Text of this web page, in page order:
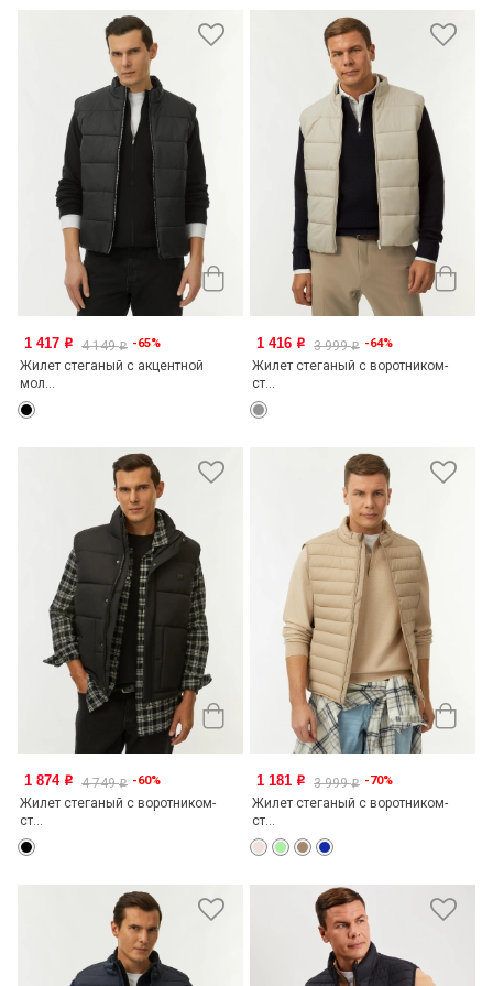
1 417 o 4 149o -65%
Жилет стеганый с акцентной
мол...
1 416 o 3 999o -64%
Жилет стеганый с воротником-
ст...
1 874 o 4 749o -60%
Жилет стеганый с воротником-
ст...
1 181 o 3 999o -70%
Жилет стеганый с воротником-
ст...